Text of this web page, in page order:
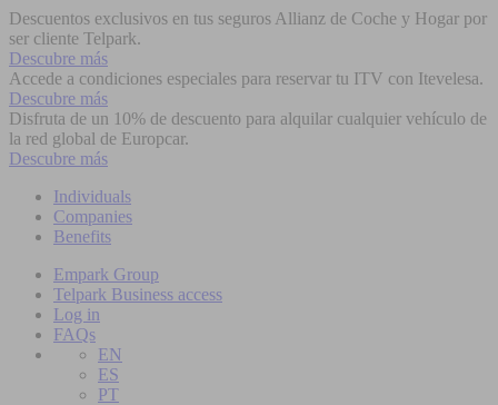
Descuentos exclusivos en tus seguros Allianz de Coche y Hogar por
ser cliente Telpark.
Descubre más
Accede a condiciones especiales para reservar tu ITV con Itevelesa.
Descubre más
Disfruta de un 10% de descuento para alquilar cualquier vehículo de
la red global de Europcar.
Descubre más
Individuals
Companies
Benefits
Empark Group
Telpark Business access
Log in
FAQs
EN
ES
PT